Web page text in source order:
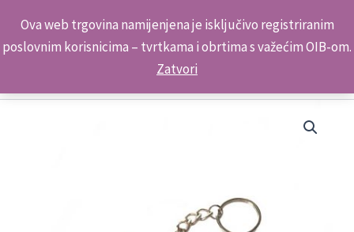
Ova web trgovina namijenjena je isključivo registriranim
poslovnim korisnicima – tvrtkama i obrtima s važećim OIB-om.
Zatvori
content
Kontakt telefon: +385 98 179 3891